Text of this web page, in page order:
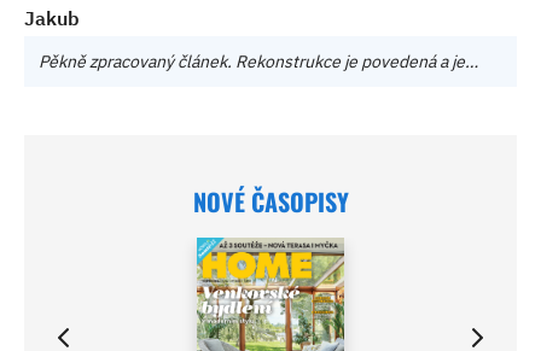
Jakub
Pěkně zpracovaný článek. Rekonstrukce je povedená a je…
NOVÉ ČASOPISY